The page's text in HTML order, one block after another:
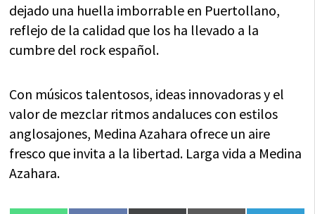
dejado una huella imborrable en Puertollano,
reflejo de la calidad que los ha llevado a la
cumbre del rock español.
Con músicos talentosos, ideas innovadoras y el
valor de mezclar ritmos andaluces con estilos
anglosajones, Medina Azahara ofrece un aire
fresco que invita a la libertad. Larga vida a Medina
Azahara.